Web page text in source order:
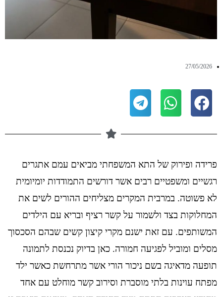
27/05/2026
פרידה ופירוק של התא המשפחתי מביאים עמם אתגרים
רגשיים ומשפטיים רבים אשר דורשים התמודדות יומיומית
לא פשוטה. במרבית המקרים מצליחים ההורים לשים את
המחלוקות בצד ולשמור על קשר רציף ובריא עם הילדים
המשותפים. עם זאת ישנם מקרי קיצון קשים שבהם הסכסוך
מסלים ומוביל לפגיעה חמורה. כאן בדיוק נכנסת לתמונה
תופעה מדאיגה בשם ניכור הורי אשר מתרחשת כאשר ילד
מפתח עוינות בלתי מוסברת וסירוב קשר מוחלט עם אחד